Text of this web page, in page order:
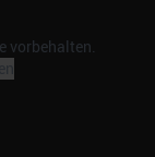
vorbehalten.